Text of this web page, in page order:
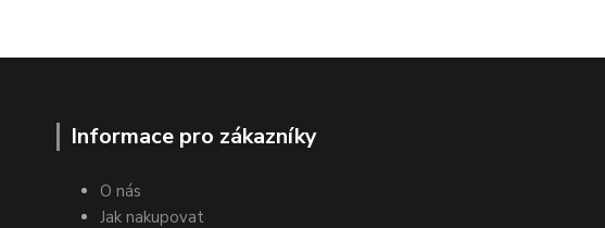
Informace pro zákazníky
O nás
Jak nakupovat